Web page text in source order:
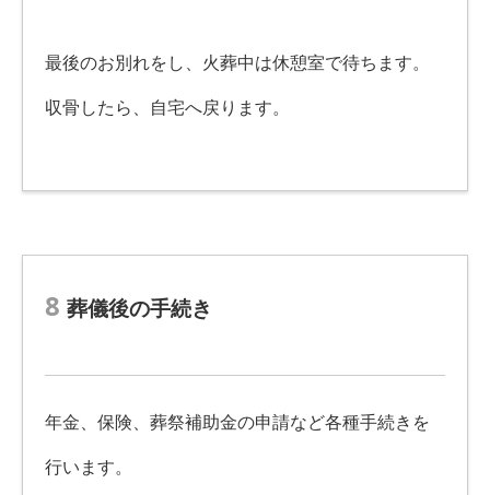
最後のお別れをし、火葬中は休憩室で待ちます。
収骨したら、自宅へ戻ります。
8 葬儀後の手続き
年金、保険、葬祭補助金の申請など各種手続きを
行います。